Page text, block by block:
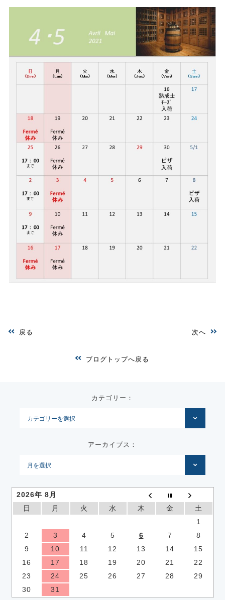
戻る
ブログトップへ戻る
次へ
カテゴリー：
アーカイブス：
2026年 8月
日
月 火 水 木 金
土
1
2
3 4 5 6 7
8
9
10 11 12 13 14
15
16
17 18 19 20 21
22
23
24 25 26 27 28
29
30
31